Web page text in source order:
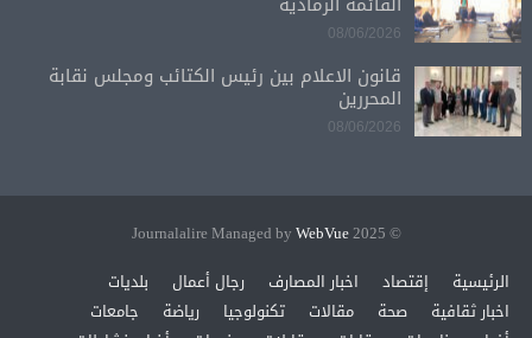
08/06/2026
قانون الاعلام بين رئيس الكتائب ومجلس نقابة
المحررين
08/06/2026
© 2025 Journalalire Managed by
WebVue
الرئيسية
إقتصاد اخبار المصارف رجال أعمال
بلديات
اخبار ثقافية
صحة مقالات تكنولوجيا رياضة
جامعات